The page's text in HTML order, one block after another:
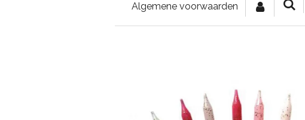
Algemene voorwaarden